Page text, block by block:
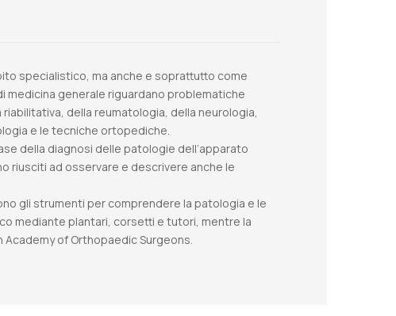
specialistico, ma anche e soprattutto come
generale riguardano problematiche
della reumatologia, della neurologia,
e le tecniche ortopediche.
della diagnosi delle patologie dell’apparato
riusciti ad osservare e descrivere anche le
gli strumenti per comprendere la patologia e le
mediante plantari, corsetti e tutori, mentre la
of Orthopaedic Surgeons.